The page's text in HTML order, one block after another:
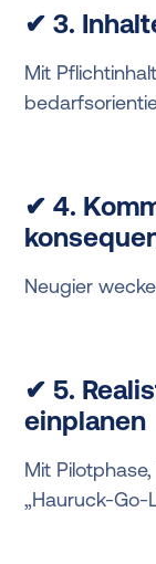
✔ 3.
Mit
✔ 4.
Neugier
✔ 5.
einplanen
Mit
„Hauruck-Go-